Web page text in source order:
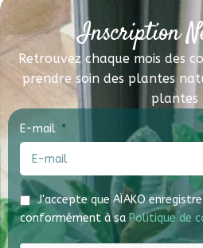
Inscription
Retrouvez chaque mois des
prendre soin des plantes
plantes
E-mail
J'accepte que AÏAKO
conformément à sa Politique de